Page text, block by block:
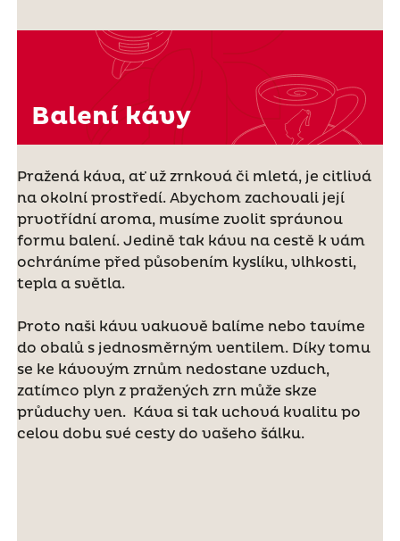
Pražená káva, ať už zrnková či mletá, je citlivá
na okolní prostředí. Abychom zachovali její
prvotřídní aroma, musíme zvolit správnou
formu balení. Jedině tak kávu na cestě k vám
ochráníme před působením kyslíku, vlhkosti,
tepla a světla.
Proto naši kávu vakuově balíme nebo tavíme
do obalů s jednosměrným ventilem. Díky tomu
se ke kávovým zrnům nedostane vzduch,
zatímco plyn z pražených zrn může skze
průduchy ven. Káva si tak uchová kvalitu po
celou dobu své cesty do vašeho šálku.
Balení kávy